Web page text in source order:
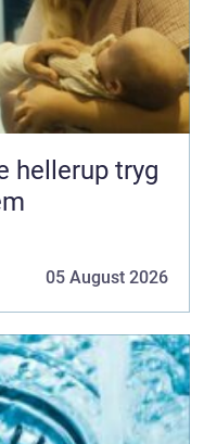
tryg
05 August 2026